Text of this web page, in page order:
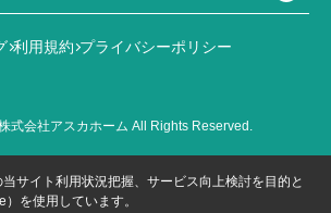
利用規約 プライバシーポリシー
式会社アスカホーム All Rights Reserved.
サイト利用状況把握、サービス向上検討を目的と
を使用しています。